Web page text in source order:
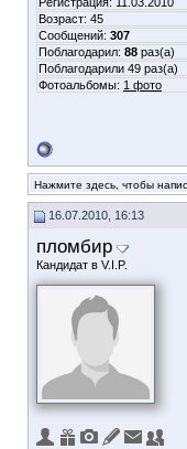
Возраст: 45
Сообщений: 307
Поблагодарил: 88 раз(а)
Поблагодарили 49 раз(а)
Фотоальбомы: 1 фото
Нажмите здесь, чтобы
16.07.2010, 16:13
пломбир
Кандидат в V.I.P.